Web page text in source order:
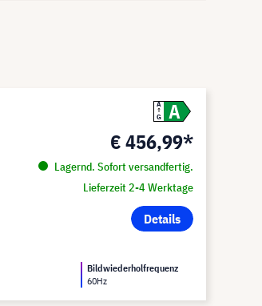
A
G
A
€ 456,99*
Lagernd. Sofort versandfertig.
Lieferzeit 2-4 Werktage
Details
Bildwiederholfrequenz
60Hz